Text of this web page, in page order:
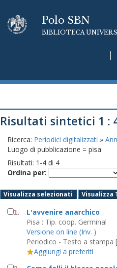
Polo SBN
BIBLIOTECA
Risultati sintetici 1 :
Ricerca: Periodici digitalizzati »
Luogo di pubblicazione = pisa
Risultati: 1 -4 di 4
Ordina per:
Visualizza selezionati Visualizza
1.
L'avvenire anarchico
Pisa : Tip. coop. Germinal
Versione on line (Inv. )
Periodico - Testo a stampa
Aggiungi a preferiti